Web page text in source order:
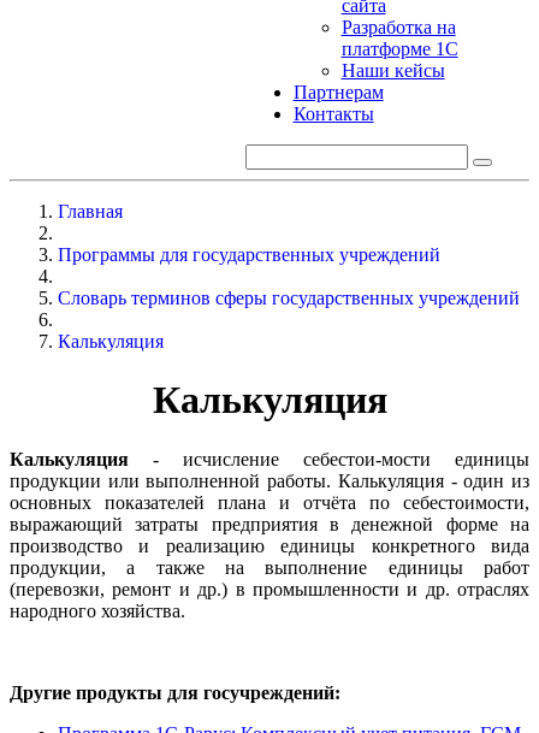
сайта
Разработка на
платформе 1С
Наши кейсы
Партнерам
Контакты
Главная
Программы для государственных учреждений
Словарь терминов сферы государственных учреждений
Калькуляция
Калькуляция
Калькуляция - исчисление себестои-мости единицы
продукции или выполненной работы. Калькуляция - один из
основных показателей плана и отчёта по себестоимости,
выражающий затраты предприятия в денежной форме на
производство и реализацию единицы конкретного вида
продукции, а также на выполнение единицы работ
(перевозки, ремонт и др.) в промышленности и др. отраслях
народного хозяйства.
Другие продукты для госучреждений: